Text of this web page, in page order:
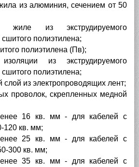
из алюминия, сечением от 50
из экструдируемого
полиэтилена;
полиэтилена (Пв);
из экструдируемого
полиэтилена;
слой из электропроводящих лент;
проволок, скрепленных медной
16 кв. мм - для кабелей с
120 кв. мм;
25 кв. мм - для кабелей с
300 кв. мм;
35 кв. мм - для кабелей с